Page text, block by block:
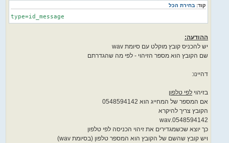
קוד: בחירת הכל
type=id_message
ההודעה:
יש להכניס קובץ מוקלט עם סיומת wav
שם הקובץ הוא מספר הזיהוי - לפי מה שהגדרתם
דהיינו:
בזיהוי לפי טלפון
אם המספר של המחייג הוא 0548594142
הקובץ צריך להיקרא
0548594142.wav
כך יוצא שכשמגדירים את זיהוי הכניסה לפי טלפון
ויש קובץ שהשם של הקובץ הוא המספר טלפון (בסיומת wav)